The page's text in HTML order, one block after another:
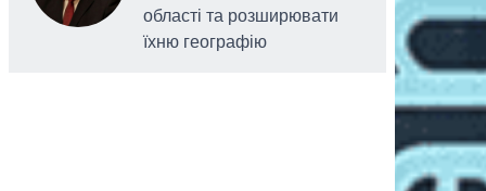
області та розширювати
їхню географію